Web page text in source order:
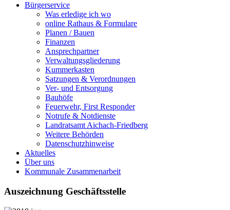
Bürgerservice
Was erledige ich wo
online Rathaus & Formulare
Planen / Bauen
Finanzen
Ansprechpartner
Verwaltungsgliederung
Kummerkasten
Satzungen & Verordnungen
Ver- und Entsorgung
Bauhöfe
Feuerwehr, First Responder
Notrufe & Notdienste
Landratsamt Aichach-Friedberg
Weitere Behörden
Datenschutzhinweise
Aktuelles
Über uns
Kommunale Zusammenarbeit
Auszeichnung Geschäftsstelle